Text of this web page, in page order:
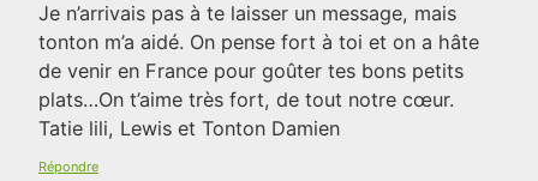
Je n’arrivais pas à te laisser un message, mais
tonton m’a aidé. On pense fort à toi et on a hâte
de venir en France pour goûter tes bons petits
plats…On t’aime très fort, de tout notre cœur.
Tatie lili, Lewis et Tonton Damien
Répondre